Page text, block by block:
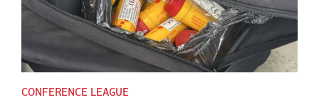
CONFERENCE LEAGUE